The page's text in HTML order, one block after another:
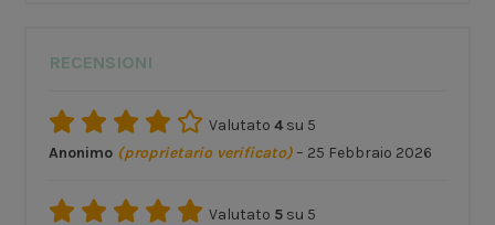
RECENSIONI
Valutato4su 5
Anonimo (proprietario verificato) – 25 Febbraio 2026
Valutato 5 su 5